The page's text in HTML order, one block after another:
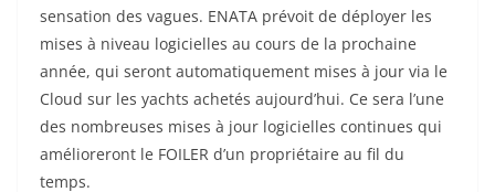
sensation des vagues. ENATA prévoit de déployer les
mises à niveau logicielles au cours de la prochaine
année, qui seront automatiquement mises à jour via le
Cloud sur les yachts achetés aujourd’hui. Ce sera l’une
des nombreuses mises à jour logicielles continues qui
amélioreront le FOILER d’un propriétaire au fil du
temps.